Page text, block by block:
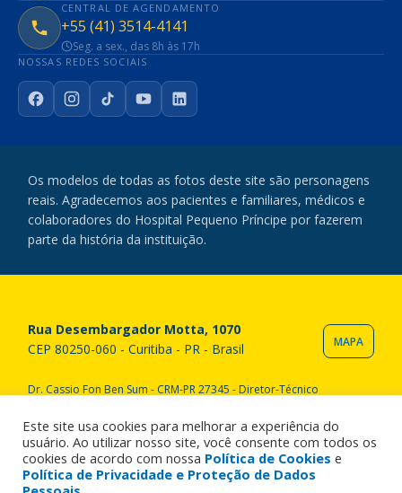
CENTRAL DE AGENDAMENTO
+55 (41) 3514-4141
Seg. a sex., das 8h às 17h
NOSSAS REDES SOCIAIS
FacebookInstagram
TikTokYouTubeLinkedIn
Os modelos de todas as fotos deste site são personagens
reais. Agradecemos aos pacientes e familiares, médicos e
colaboradores do Hospital Pequeno Príncipe por fazerem
parte da história da instituição.
Rua Desembargador Motta, 1070
CEP 80250-060 - Curitiba - PR - Brasil
MAPA
Dr. Cassio Fon Ben Sum - CRM-PR 27345 - Diretor-Técnico
reservados. All rights reserved.
Este site usa cookies para melhorar a experiência do
usuário. Ao utilizar nosso site, você consente com todos os
cookies de acordo com nossa Política de Cookies e
Política de Privacidade e Proteção de Dados